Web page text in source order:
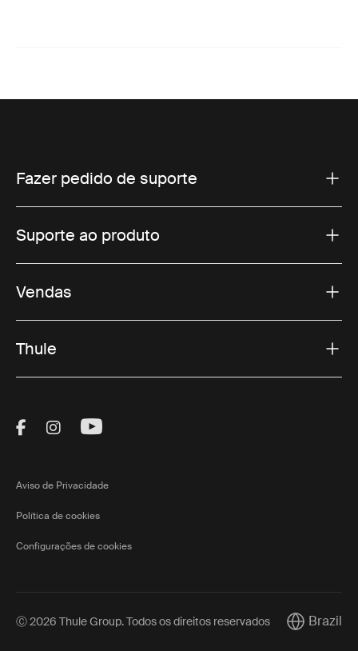
Fazer pedido de suporte
Suporte ao produto
Vendas
Thule
Visit Thule on Facebook (external link)
Visit Thule on Instagram (external link)
Visit Thule on Youtube (external
Aviso de Privacidade
Política de cookies
Configurações de cookies
Ⓒ 2026 Thule Group. Todos os direitos reservados Current
Brazil